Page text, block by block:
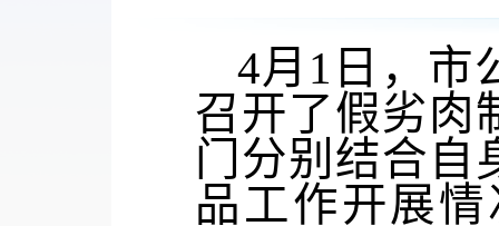
4月1日，市
召开了假劣肉
门分别结合自
品工作开展